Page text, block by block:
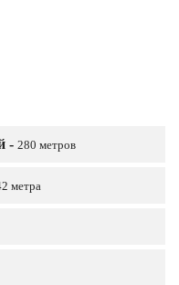
- 280 метров
метра